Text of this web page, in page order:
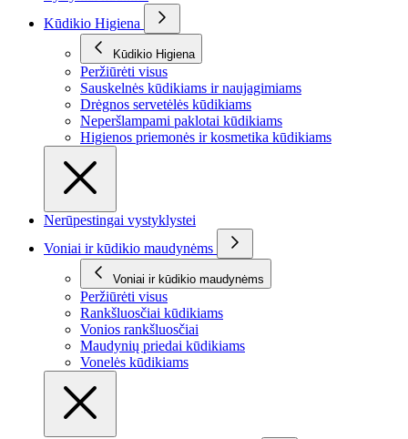
Kūdikio Higiena
Kūdikio Higiena
Peržiūrėti visus
Sauskelnės kūdikiams ir naujagimiams
Drėgnos servetėlės kūdikiams
Neperšlampami paklotai kūdikiams
Higienos priemonės ir kosmetika kūdikiams
Nerūpestingai vystyklystei
Voniai ir kūdikio maudynėms
Voniai ir kūdikio maudynėms
Peržiūrėti visus
Rankšluosčiai kūdikiams
Vonios rankšluosčiai
Maudynių priedai kūdikiams
Vonelės kūdikiams